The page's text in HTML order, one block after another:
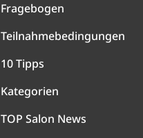
Fragebogen
Teilnahmebedingungen
10 Tipps
Kategorien
TOP Salon News